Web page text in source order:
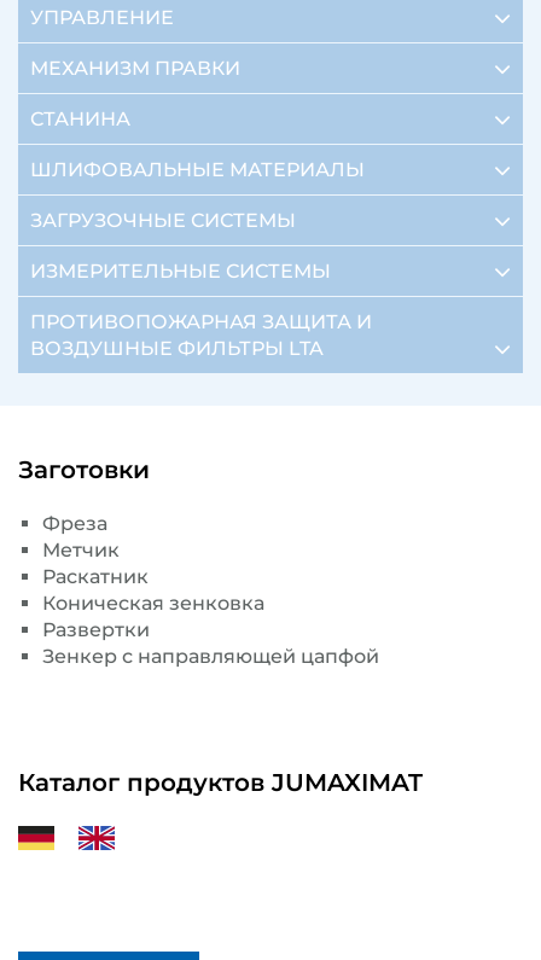
УПРАВЛЕНИЕ
МЕХАНИЗМ ПРАВКИ
СТАНИНА
ШЛИФОВАЛЬНЫЕ МАТЕРИАЛЫ
ЗАГРУЗОЧНЫЕ СИСТЕМЫ
ИЗМЕРИТЕЛЬНЫЕ СИСТЕМЫ
ПРОТИВОПОЖАРНАЯ ЗАЩИТА И
ВОЗДУШНЫЕ ФИЛЬТРЫ LTA
Заготовки
Фреза
Метчик
Раскатник
Коническая зенковка
Развертки
Зенкер с направляющей цапфой
Каталог продуктов JUMAXIMAT